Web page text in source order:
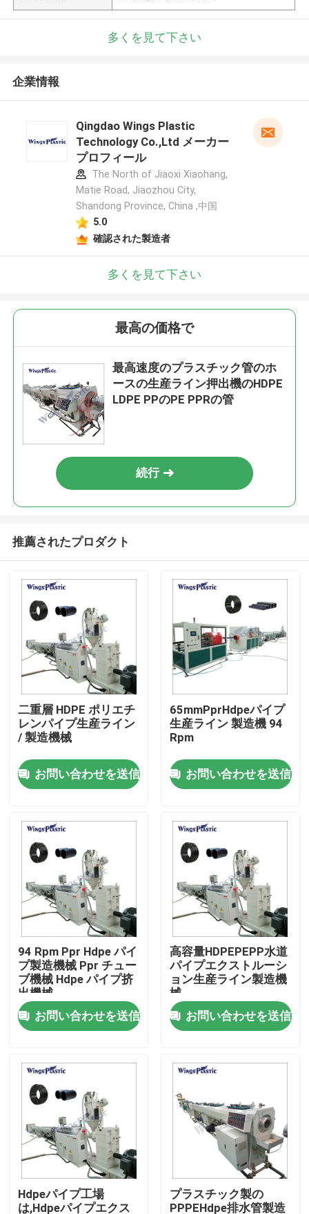
プロダクト
私達について
工場旅行
品質管理
私達に連絡しなさい
プラスチック管の押出機機械
プラスチック管の放出ライン
プラスチック管の押出機機械
HDPEの管の押出機機械
多くを見て下さい
企業情報
Qingdao Wings Plastic
Technology Co.,Ltd メーカー
プロフィール
The North of Jiaoxi Xiaohang,
Matie Road, Jiaozhou City,
Shandong Province, China ,中国
5.0
確認された製造者
多くを見て下さい
最高の価格で
最高速度のプラスチック管のホ
ースの生産ライン押出機のHDPE
LDPE PPのPE PPRの管
続行
推薦されたプロダクト
二重層 HDPE ポリエチ
レンパイプ生産ライン
/ 製造機械
お問い合わせを送信
65mmPprHdpeパイプ
生産ライン 製造機 94
Rpm
お問い合わせを送信
94 Rpm Ppr Hdpe パイ
プ製造機械 Ppr チュー
ブ機械 Hdpe パイプ挤
出機械
お問い合わせを送信
高容量HDPEPEPP水道
パイプエクストルーシ
ョン生産ライン製造機
械
お問い合わせを送信
Hdpeパイプ工場
は,Hdpeパイプエクス
プラスチック製の
PPPEHdpe排水管製造